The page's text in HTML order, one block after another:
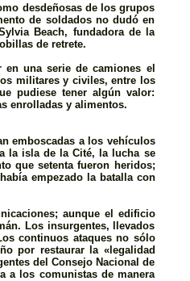
desdeñosas de los grupos
de soldados no dudó en
Beach, fundadora de la
de retrete.
una serie de camiones el
militares y civiles, entre los
pudiese tener algún valor:
enrolladas y alimentos.
emboscadas a los vehículos
la isla de la Cité, la lucha se
que setenta fueron heridos;
empezado la batalla con
aunque el edificio
Los insurgentes, llevados
continuos ataques no sólo
por restaurar la «legalidad
del Consejo Nacional de
a los comunistas de manera